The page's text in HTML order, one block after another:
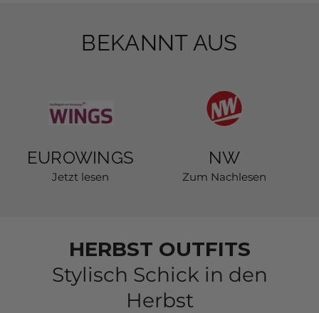
BEKANNT AUS
EUROWINGS
Jetzt lesen
NW
Zum Nachlesen
HERBST OUTFITS
Stylisch Schick in den
Herbst